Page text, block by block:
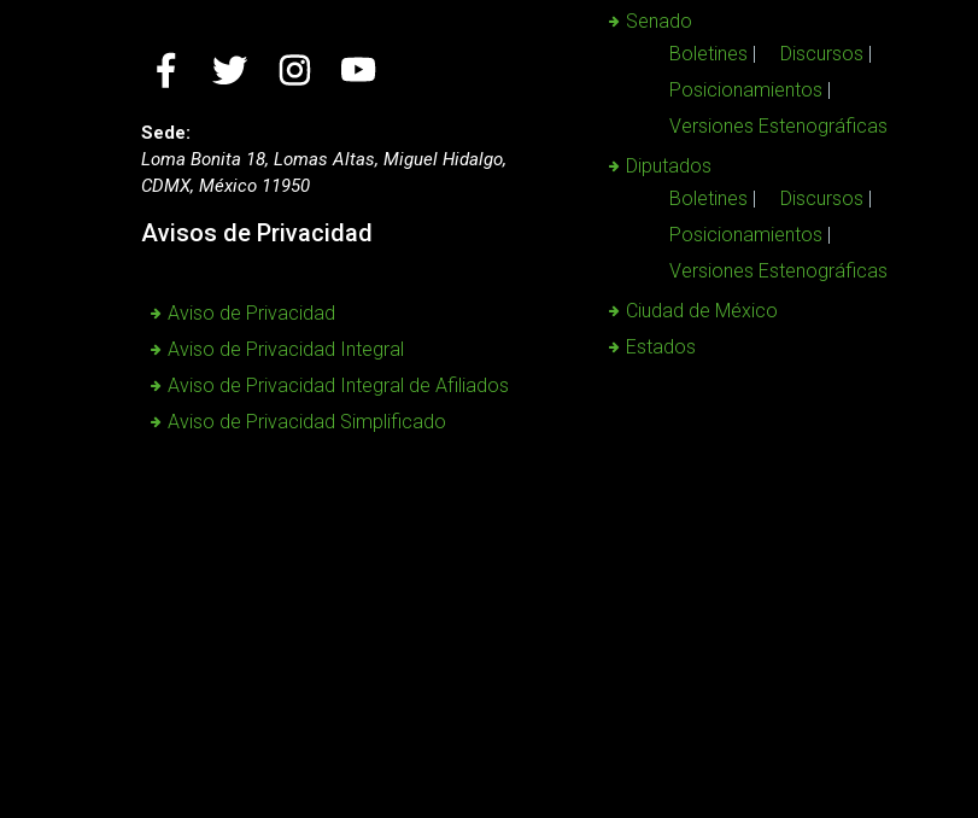
Sede:
Loma Bonita 18, Lomas Altas, Miguel Hidalgo,
CDMX, México 11950
Avisos de Privacidad
Aviso de Privacidad
Aviso de Privacidad Integral
Aviso de Privacidad Integral de Afiliados
Aviso de Privacidad Simplificado
Senado
Boletines
Discursos
Posicionamientos
Versiones Estenográficas
Diputados
Boletines
Discursos
Posicionamientos
Versiones Estenográficas
Ciudad de México
Estados